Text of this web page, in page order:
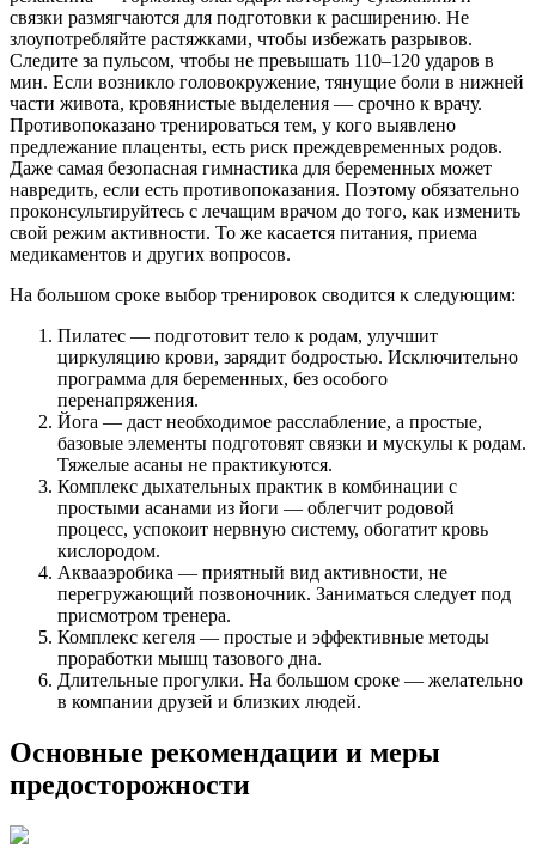
связки размягчаются для подготовки к расширению. Не
злоупотребляйте растяжками, чтобы избежать разрывов.
Следите за пульсом, чтобы не превышать 110–120 ударов в
мин. Если возникло головокружение, тянущие боли в нижней
части живота, кровянистые выделения — срочно к врачу.
Противопоказано тренироваться тем, у кого выявлено
предлежание плаценты, есть риск преждевременных родов.
Даже самая безопасная гимнастика для беременных может
навредить, если есть противопоказания. Поэтому обязательно
проконсультируйтесь с лечащим врачом до того, как изменить
свой режим активности. То же касается питания, приема
медикаментов и других вопросов.
На большом сроке выбор тренировок сводится к следующим:
Пилатес — подготовит тело к родам, улучшит
циркуляцию крови, зарядит бодростью. Исключительно
программа для беременных, без особого
перенапряжения.
Йога — даст необходимое расслабление, а простые,
базовые элементы подготовят связки и мускулы к родам.
Тяжелые асаны не практикуются.
Комплекс дыхательных практик в комбинации с
простыми асанами из йоги — облегчит родовой
процесс, успокоит нервную систему, обогатит кровь
кислородом.
Аквааэробика — приятный вид активности, не
перегружающий позвоночник. Заниматься следует под
присмотром тренера.
Комплекс кегеля — простые и эффективные методы
проработки мышц тазового дна.
Длительные прогулки. На большом сроке — желательно
в компании друзей и близких людей.
Основные рекомендации и меры
предосторожности